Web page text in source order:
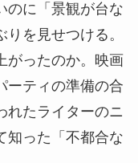
のに「景観が台な
を見せつける。
ったのか。映画
ーティの準備の合
れたライターのニ
知った「不都合な